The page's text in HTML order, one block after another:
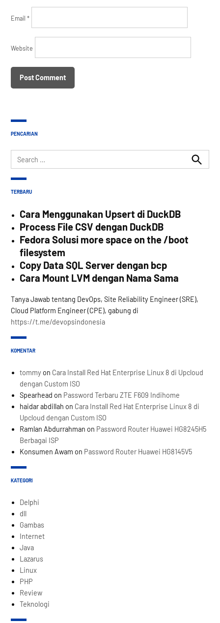
Email*
Website
PENCARIAN
Search
for:
Search
TERBARU
Cara Menggunakan Upsert di DuckDB
Process File CSV dengan DuckDB
Fedora Solusi more space on the /boot
filesystem
Copy Data SQL Server dengan bcp
Cara Mount LVM dengan Nama Sama
Tanya Jawab tentang DevOps, Site Reliability Engineer (SRE),
Cloud Platform Engineer (CPE), gabung di
https://t.me/devopsindonesia
KOMENTAR
tommy on Cara Install Red Hat Enterprise Linux 8 di Upcloud
dengan Custom ISO
Spearhead on Password Terbaru ZTE F609 Indihome
haidar abdillah on Cara Install Red Hat Enterprise Linux 8 di
Upcloud dengan Custom ISO
Ramlan Abdurrahman on Password Router Huawei HG8245H5
Berbagai ISP
Konsumen Awam on Password Router Huawei HG8145V5
KATEGORI
Delphi
dll
Gambas
Internet
Java
Lazarus
Linux
PHP
Review
Teknologi